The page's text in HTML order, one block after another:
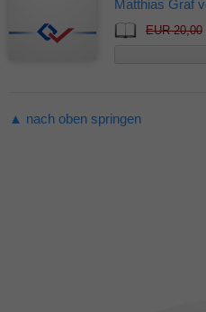
Matthias Graf
EUR 20,00
▲ nach oben springen